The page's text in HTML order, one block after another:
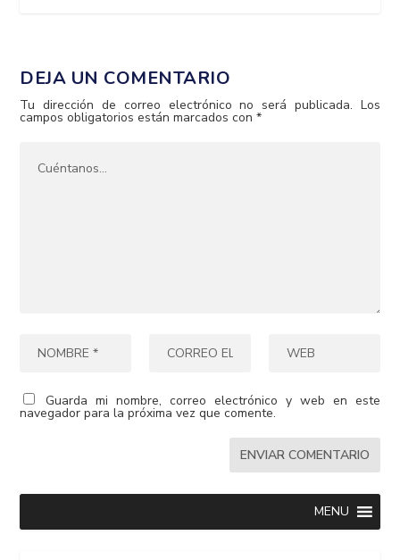
DEJA UN COMENTARIO
Tu dirección de correo electrónico no será publicada. Los
campos obligatorios están marcados con*
Guarda mi nombre, correo electrónico y web en este
navegador para la próxima vez que comente.
MENU